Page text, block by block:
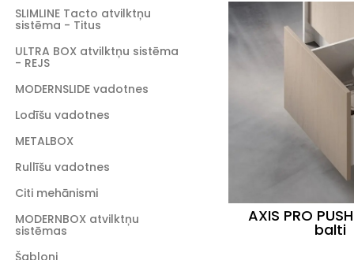
SLIMLINE Tacto atvilktņu
sistēma - Titus
ULTRA BOX atvilktņu sistēma
- REJS
MODERNSLIDE vadotnes
Lodīšu vadotnes
METALBOX
Rullīšu vadotnes
Citi mehānismi
MODERNBOX atvilktņu
sistēmas
Šabloni
AXIS PRO
balti